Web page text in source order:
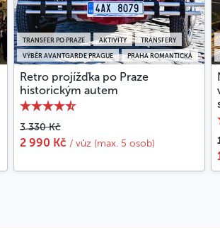
VÝBĚR AVANTGARDE PRAGUE PRAHA ROMANTICKÁ
TRANSFER PO PRAZE AKTIVITY TRANSFERY
Retro projížďka po Praze
historickým autem
3 330 Kč
2 990 Kč / vůz (max. 5 osob)